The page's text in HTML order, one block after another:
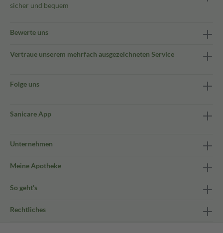
sicher und bequem
Bewerte uns
Vertraue unserem mehrfach ausgezeichneten Service
Folge uns
Sanicare App
Unternehmen
Meine Apotheke
So geht's
Rechtliches